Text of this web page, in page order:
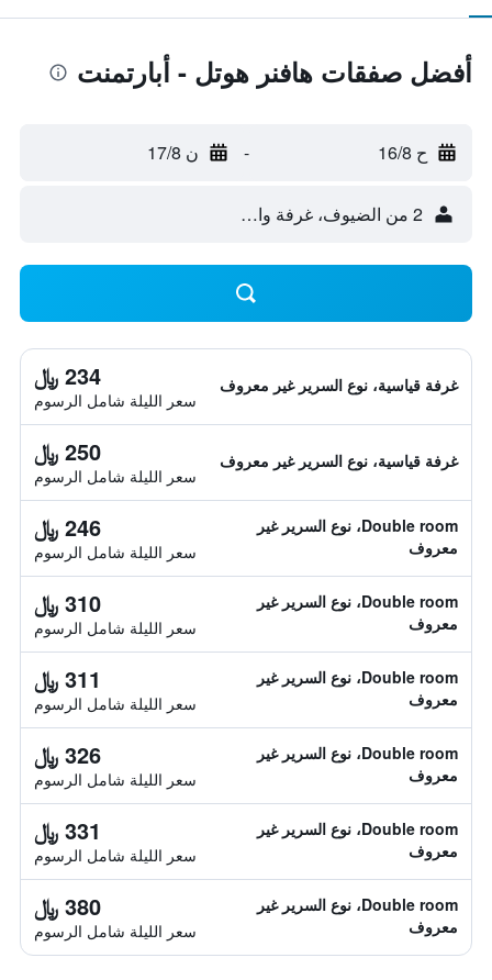
أفضل صفقات هافنر هوتل - أبارتمنت
ح 16/8 - ن 17/8
2 من الضيوف، غرفة واحدة
غرفة قياسية، نوع السرير غير معروف 234 ﷼
سعر الليلة شامل الرسوم
غرفة قياسية، نوع السرير غير معروف 250 ﷼
سعر الليلة شامل الرسوم
Double room، نوع السرير غير
معروف
246 ﷼
سعر الليلة شامل الرسوم
Double room، نوع السرير غير
معروف
310 ﷼
سعر الليلة شامل الرسوم
Double room، نوع السرير غير
معروف
311 ﷼
سعر الليلة شامل الرسوم
Double room، نوع السرير غير
معروف
326 ﷼
سعر الليلة شامل الرسوم
Double room، نوع السرير غير
معروف
331 ﷼
سعر الليلة شامل الرسوم
Double room، نوع السرير غير
معروف
380 ﷼
سعر الليلة شامل الرسوم